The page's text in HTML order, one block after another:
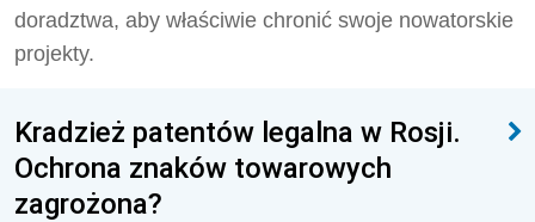
doradztwa, aby właściwie chronić swoje nowatorskie
projekty.
Kradzież patentów legalna w Rosji.
Ochrona znaków towarowych
zagrożona?